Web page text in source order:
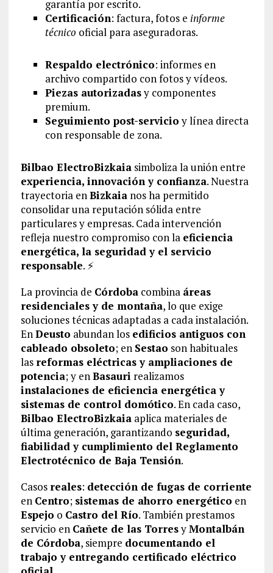
garantía por escrito.
Certificación: factura, fotos e informe
técnico oficial para aseguradoras.
Respaldo electrónico: informes en
archivo compartido con fotos y vídeos.
Piezas autorizadasy componentes
premium.
Seguimiento post-servicioy línea directa
con responsable de zona.
Bilbao ElectroBizkaiasimboliza la unión entre
experiencia, innovación y confianza. Nuestra
trayectoria en Bizkaianos ha permitido
consolidar una reputación sólida entre
particulares y empresas. Cada intervención
refleja nuestro compromiso con la eficiencia
energética, la seguridad y el servicio
responsable. ⚡
La provincia de Córdobacombina áreas
residenciales y de montaña, lo que exige
soluciones técnicas adaptadas a cada instalación.
En Deusto abundan los edificios antiguos con
cableado obsoleto; en Sestao son habituales
las reformas eléctricas y ampliaciones de
potencia; y en Basauri realizamos
instalaciones de eficiencia energética y
sistemas de control domótico. En cada caso,
Bilbao ElectroBizkaiaaplica materiales de
última generación, garantizando seguridad,
fiabilidad y cumplimiento del Reglamento
Electrotécnico de Baja Tensión.
Casos reales: detección de fugas de corriente
en Centro; sistemas de ahorro energético en
Espejo o Castro del Río. También prestamos
servicio en Cañete de las TorresyMontalbán
de Córdoba, siempre documentando el
trabajo y entregando certificado eléctrico